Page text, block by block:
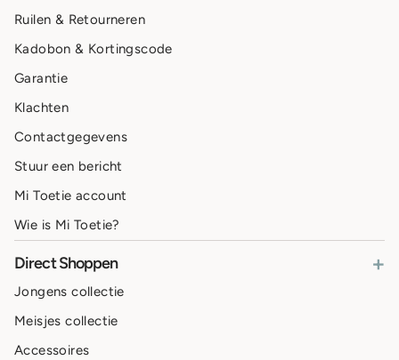
Ruilen & Retourneren
Kadobon & Kortingscode
Garantie
Klachten
Contactgegevens
Stuur een bericht
Mi Toetie account
Wie is Mi Toetie?
Direct Shoppen +
Jongens collectie
Meisjes collectie
Accessoires